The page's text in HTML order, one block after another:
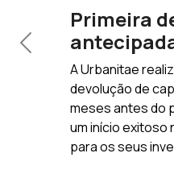
Primeira
A Urbanitae
devolução de
meses antes do
um início exitoso
para os seus
Previous